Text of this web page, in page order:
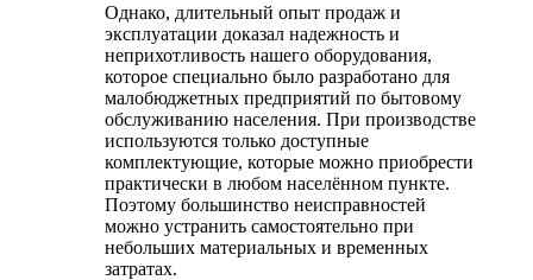
Однако, длительный опыт продаж и
эксплуатации доказал надежность и
неприхотливость нашего оборудования,
которое специально было разработано для
малобюджетных предприятий по бытовому
обслуживанию населения. При производстве
используются только доступные
комплектующие, которые можно приобрести
практически в любом населённом пункте.
Поэтому большинство неисправностей
можно устранить самостоятельно при
небольших материальных и временных
затратах.